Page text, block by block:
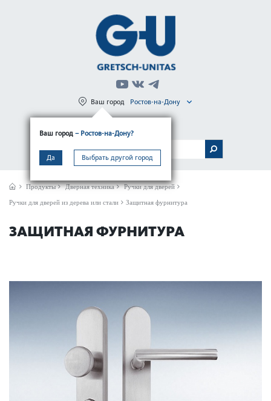
Ваш город – Ростов-на-Дону?
Да Выбрать другой город
Ваш город Ростов-на-Дону
МЕНЮ
Продукты Дверная техника Ручки для дверей
Ручки для дверей из дерева или стали Защитная фурнитура
ЗАЩИТНАЯ ФУРНИТУРА